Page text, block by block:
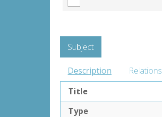
Subject
Description
Relations
Title
Type